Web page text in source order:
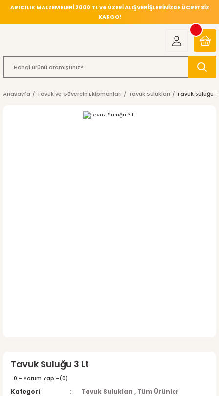
ARICILIK MALZEMELERİ 2000 TL ve ÜZERİ ALIŞVERİŞLERİNİZDE ÜCRETSİZ
KARGO!
Anasayfa Tavuk ve Güvercin Ekipmanları Tavuk Sulukları Tavuk Suluğu
Tavuk Suluğu 3 Lt
0 - Yorum Yap -(0)
Kategori
Tavuk Sulukları , Tüm Ürünler